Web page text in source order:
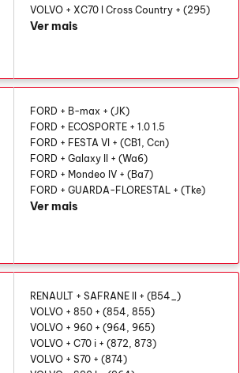
VOLVO + XC70 I Cross Country + (295)
Ver mais
FORD + B-max + (JK)
FORD + ECOSPORTE + 1.0 1.5
FORD + FESTA VI + (CB1, Ccn)
FORD + Galaxy II + (Wa6)
FORD + Mondeo IV + (Ba7)
FORD + GUARDA-FLORESTAL + (Tke)
Ver mais
RENAULT + SAFRANE II + (B54_)
VOLVO + 850 + (854, 855)
VOLVO + 960 + (964, 965)
VOLVO + C70 i + (872, 873)
VOLVO + S70 + (874)